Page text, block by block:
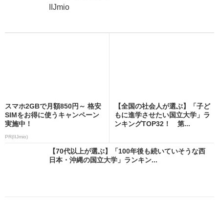
IIJmio
スマホ2GBで月額850円～ 格安
SIMをお得に使うキャンペーン
実施中！
PR(IIJmio)
【全国の社会人が選ぶ】「子ど
もに進学させたい国立大学」ラ
ンキングTOP32！ 第...
【70代以上が選ぶ】「100年後も続いていそうな西
日本・沖縄の国立大学」ランキン...